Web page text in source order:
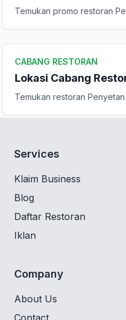
Temukan promo restoran
CABANG RESTORAN
Lokasi Cabang
Temukan restoran
Services
Klaim Business
Blog
Daftar Restoran
Iklan
Company
About Us
Contact